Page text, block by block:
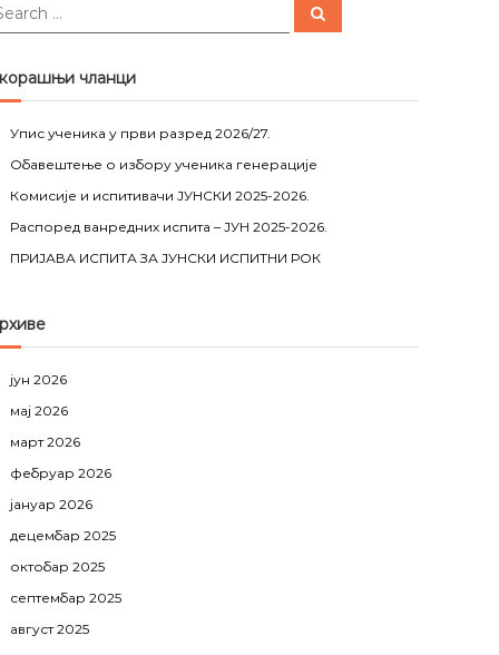
S
e
чланци
Упис ученика у први разред 2026/27.
Обавештење о избору ученика генерације
Комисије и испитивачи ЈУНСКИ 2025-2026.
Распоред ванредних испита – ЈУН 2025-2026.
ПРИЈАВА ИСПИТА ЗА ЈУНСКИ ИСПИТНИ РОК
јун 2026
мај 2026
март 2026
фебруар 2026
јануар 2026
децембар 2025
октобар 2025
септембар 2025
август 2025